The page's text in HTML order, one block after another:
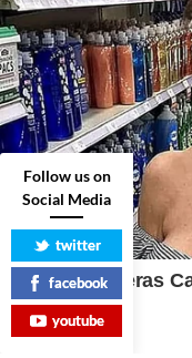
Follow us on
Social Media
twitter
facebook
youtube